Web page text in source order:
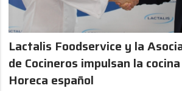
Lactalis Foodservice y la
de Cocineros impulsan la
Horeca español